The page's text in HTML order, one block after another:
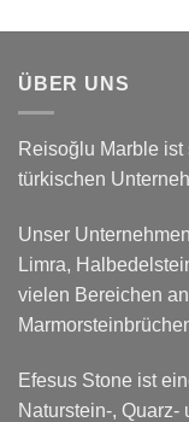
ÜBER UNS
Reisoğlu Marble
türkischen
Unser
Limra,
vielen Bereichen
Efesus Stone ist
Naturstein-, Quarz-